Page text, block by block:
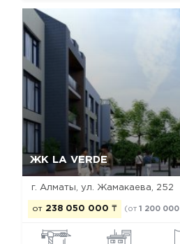
ЖК LA VERDE
г. Алматы, ул. Жамакаева, 252
от 238 050 000 ₸ (от 1 200 000
Да, удалить Отмена